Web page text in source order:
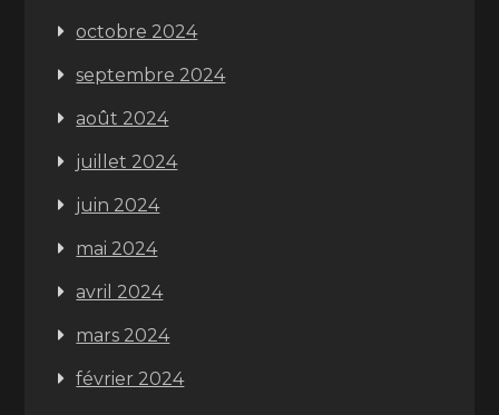
octobre 2024
septembre 2024
août 2024
juillet 2024
juin 2024
mai 2024
avril 2024
mars 2024
février 2024